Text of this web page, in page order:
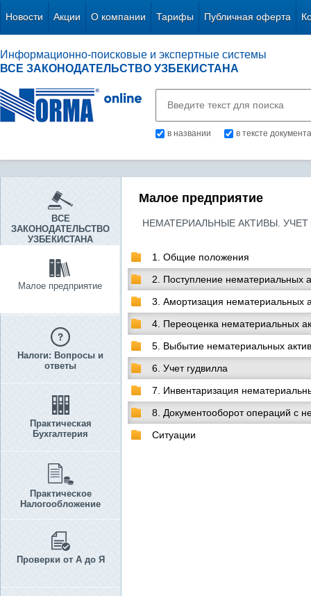
Новости Акции О компании Тарифы Публичная оферта
Информационно-поисковые и экспертные системы
ВСЕ ЗАКОНОДАТЕЛЬСТВО УЗБЕКИСТАНА
в названии в тексте документа
ВСЕ
ЗАКОНОДАТЕЛЬСТВО
УЗБЕКИСТАНА
Малое предприятие
Налоги: Вопросы и
ответы
Практическая
Бухгалтерия
Практическое
Налогообложение
Проверки от А до Я
Малое предприятие
НЕМАТЕРИАЛЬНЫЕ АКТИВЫ.
1. Общие положения
2. Поступление нематериальных
3. Амортизация нематериальных
4. Переоценка нематериальных
5. Выбытие нематериальных
6. Учет гудвилла
7. Инвентаризация
8. Документооборот операций с
Ситуации